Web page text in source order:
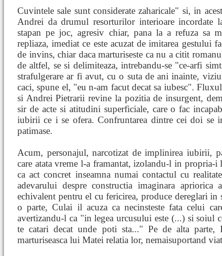
Cuvintele sale sunt considerate zaharicale" si, in
Andrei da drumul resorturilor interioare incordate
stapan pe joc, agresiv chiar, pana la a refuza sa
repliaza, imediat ce este acuzat de imitarea gestului
de invins, chiar daca marturiseste ca nu a citit
de altfel, se si delimiteaza, intrebandu-se "ce-arfi
strafulgerare ar fi avut, cu o suta de ani inainte,
caci, spune el, "eu n-am facut decat sa iubesc".
si Andrei Pietrarii revine la pozitia de insurgent,
sir de acte si atitudini superficiale, care o fac
iubirii ce i se ofera. Confruntarea dintre cei doi se
patimase.
Acum, personajul, narcotizat de implinirea iubirii,
care atata vreme l-a framantat, izolandu-l in propria-
ca act concret inseamna numai contactul cu
adevarului despre constructia imaginara apriorica
echivalent pentru el cu fericirea, produce dereglari
o parte, Culai il acuza ca necinsteste fata celui
avertizandu-l ca "in legea urcusului este (...) si soiul
te catari decat unde poti sta..." Pe de alta parte,
marturiseasca lui Matei relatia lor, nemaisuportand